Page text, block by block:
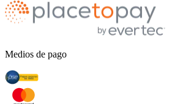
Medios de pago